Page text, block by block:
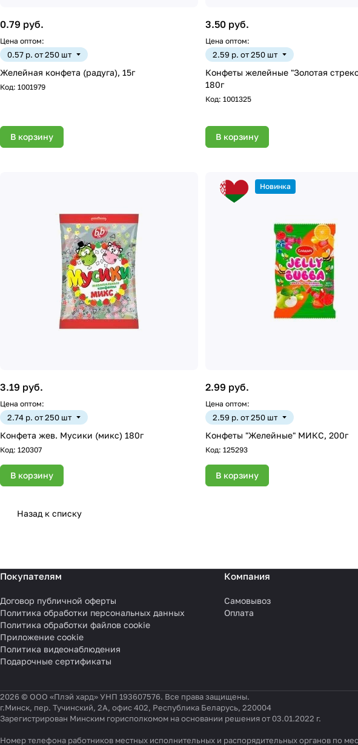
0.79 руб.
Цена оптом:
0.57 р. от 250 шт
Желейная конфета (радуга), 15г
Код: 1001979
В корзину
3.50 руб.
Цена оптом:
2.59 р. от 250 шт
Конфеты желейные "Золотая
180г
Код: 1001325
В корзину
3.19 руб.
Цена оптом:
2.74 р. от 250 шт
Конфета жев. Мусики (микс) 180г
Код: 120307
В корзину
Новинка
2.99 руб.
Цена оптом:
2.59 р. от 250 шт
Конфеты "Желейные" МИКС, 200г
Код: 125293
В корзину
Назад к списку
Покупателям
Договор публичной оферты
Политика обработки персональных данных
Политика обработки файлов cookie
Приложение cookie
Политика видеонаблюдения
Подарочные сертификаты
Компания
Самовывоз
Оплата
2026 © ООО «Плэй хард» УНП 193607576. Все права защищены.
г.Минск, пер. Тучинский, 2А, офис 402, Республика Беларусь, 220004
Зарегистрирован Минским горисполкомом на основании решения от 03.01.2022 г.
Номер телефона работников местных исполнительных и распорядительных органов по